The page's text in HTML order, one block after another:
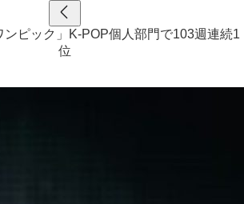
ンピック」K-POP個人部門で103週連続1
位